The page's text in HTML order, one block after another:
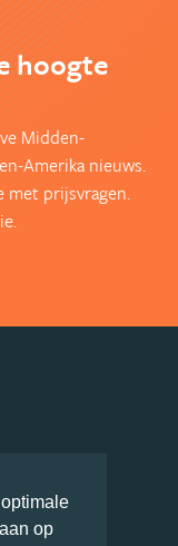
op
hoogte
Midden-
Amerika nieuws.
met prijsvragen.
Cookies